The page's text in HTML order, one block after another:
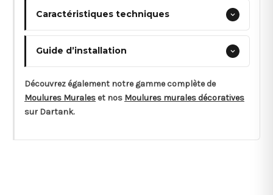
Caractéristiques techniques
Guide d’installation
Découvrez également notre gamme complète de
Moulures Murales et nos Moulures murales décoratives
sur Dartank.